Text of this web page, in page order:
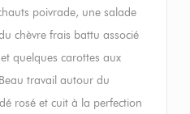
poivrade, une salade
chèvre frais battu associé
quelques carottes aux
travail autour du
rosé et cuit à la perfection